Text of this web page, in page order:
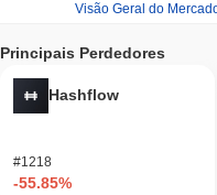
Visão Geral do
Principais Perdedores
Hashflow
#1218
-55.85%